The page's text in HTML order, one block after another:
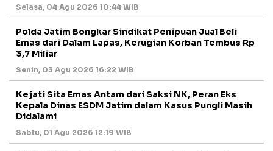
Selasa, 04 Agu 2026 10:44 WIB
Polda Jatim Bongkar Sindikat Penipuan Jual Beli
Emas dari Dalam Lapas, Kerugian Korban Tembus Rp
3,7 Miliar
Senin, 03 Agu 2026 16:22 WIB
Kejati Sita Emas Antam dari Saksi NK, Peran Eks
Kepala Dinas ESDM Jatim dalam Kasus Pungli Masih
Didalami
Sabtu, 01 Agu 2026 12:19 WIB